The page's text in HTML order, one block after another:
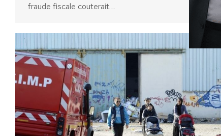
fraude fiscale couterait…